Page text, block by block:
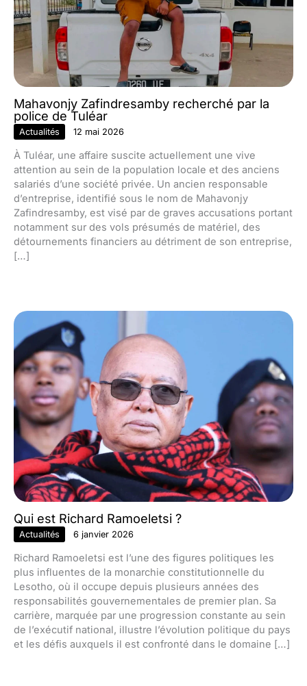
Mahavonjy Zafindresamby recherché par la
police de Tuléar
Actualités 12 mai 2026
À Tuléar, une affaire suscite actuellement une vive
attention au sein de la population locale et des anciens
salariés d’une société privée. Un ancien responsable
d’entreprise, identifié sous le nom de Mahavonjy
Zafindresamby, est visé par de graves accusations portant
notamment sur des vols présumés de matériel, des
détournements financiers au détriment de son entreprise,
[…]
Qui est Richard Ramoeletsi ?
Actualités 6 janvier 2026
Richard Ramoeletsi est l’une des figures politiques les
plus influentes de la monarchie constitutionnelle du
Lesotho, où il occupe depuis plusieurs années des
responsabilités gouvernementales de premier plan. Sa
carrière, marquée par une progression constante au sein
de l’exécutif national, illustre l’évolution politique du pays
et les défis auxquels il est confronté dans le domaine […]